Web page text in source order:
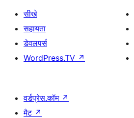
सीखे
सहायता
डेवलपर्स
WordPress.TV ↗
वर्डप्रेस.कॉम ↗
मैट ↗